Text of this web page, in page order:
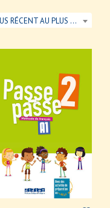
TRI DU PLUS RÉCENT AU PLUS ANCIEN